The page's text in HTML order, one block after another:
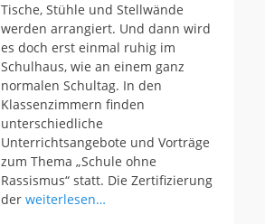
Tische, Stühle und Stellwände
werden arrangiert. Und dann wird
es doch erst einmal ruhig im
Schulhaus, wie an einem ganz
normalen Schultag. In den
Klassenzimmern finden
unterschiedliche
Unterrichtsangebote und Vorträge
zum Thema „Schule ohne
Rassismus“ statt. Die Zertifizierung
der weiterlesen…